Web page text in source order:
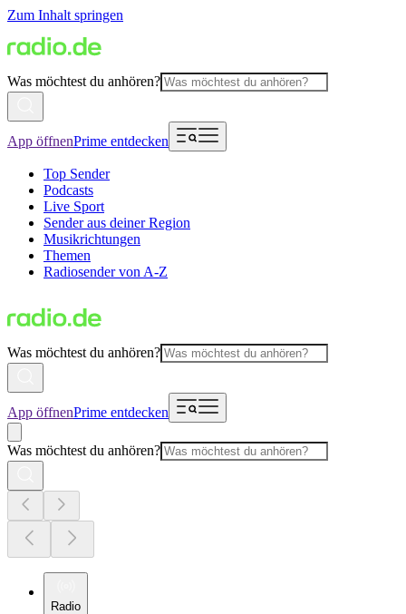
Zum Inhalt springen
Was möchtest du anhören?
App öffnenPrime entdecken
Top Sender
Podcasts
Live Sport
Sender aus deiner Region
Musikrichtungen
Themen
Radiosender von A-Z
Was möchtest du anhören?
App öffnenPrime entdecken
Was möchtest du anhören?
Radio